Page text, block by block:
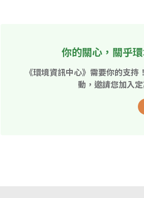
你的關心，關乎
《環境資訊中心》需要你的支
動，邀請您加入